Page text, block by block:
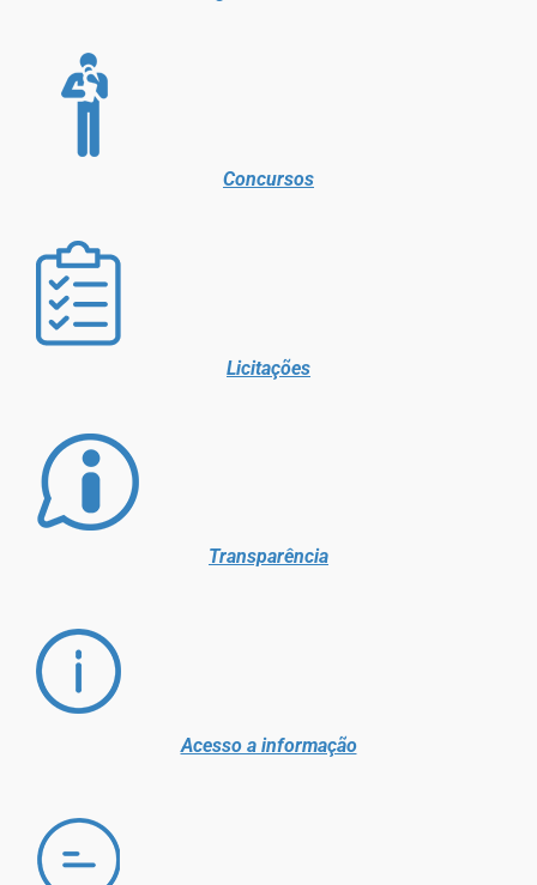
Concursos
Licitações
Transparência
Acesso a informação